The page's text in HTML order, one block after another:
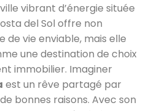
vibrant d’énergie située
del Sol offre non
de vie enviable, mais elle
une destination de choix
immobilier. Imaginer
est un rêve partagé par
bonnes raisons. Avec son